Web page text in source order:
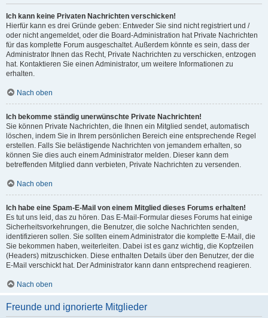
Ich kann keine Privaten Nachrichten verschicken!
Hierfür kann es drei Gründe geben: Entweder Sie sind nicht registriert und /
oder nicht angemeldet, oder die Board-Administration hat Private Nachrichten
für das komplette Forum ausgeschaltet. Außerdem könnte es sein, dass der
Administrator Ihnen das Recht, Private Nachrichten zu verschicken, entzogen
hat. Kontaktieren Sie einen Administrator, um weitere Informationen zu
erhalten.
Nach oben
Ich bekomme ständig unerwünschte Private Nachrichten!
Sie können Private Nachrichten, die Ihnen ein Mitglied sendet, automatisch
löschen, indem Sie in Ihrem persönlichen Bereich eine entsprechende Regel
erstellen. Falls Sie belästigende Nachrichten von jemandem erhalten, so
können Sie dies auch einem Administrator melden. Dieser kann dem
betreffenden Mitglied dann verbieten, Private Nachrichten zu versenden.
Nach oben
Ich habe eine Spam-E-Mail von einem Mitglied dieses Forums erhalten!
Es tut uns leid, das zu hören. Das E-Mail-Formular dieses Forums hat einige
Sicherheitsvorkehrungen, die Benutzer, die solche Nachrichten senden,
identifizieren sollen. Sie sollten einem Administrator die komplette E-Mail, die
Sie bekommen haben, weiterleiten. Dabei ist es ganz wichtig, die Kopfzeilen
(Headers) mitzuschicken. Diese enthalten Details über den Benutzer, der die
E-Mail verschickt hat. Der Administrator kann dann entsprechend reagieren.
Nach oben
Freunde und ignorierte Mitglieder